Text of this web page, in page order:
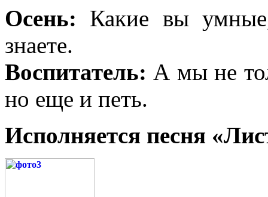
Осень: Какие вы
знаете.
Воспитатель: А мы не
но еще и петь.
Исполняется песня